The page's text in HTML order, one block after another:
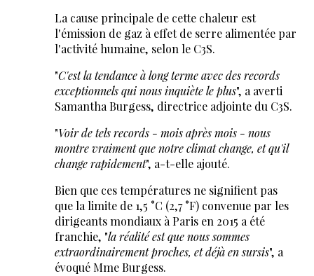
La cause principale de cette chaleur est
l'émission de gaz à effet de serre alimentée par
l'activité humaine, selon le C3S.
"C'est la tendance à long terme avec des records
exceptionnels qui nous inquiète le plus", a averti
Samantha Burgess, directrice adjointe du C3S.
"Voir de tels records - mois après mois - nous
montre vraiment que notre climat change, et qu'il
change rapidement", a-t-elle ajouté.
Bien que ces températures ne signifient pas
que la limite de 1,5 °C (2,7 °F) convenue par les
dirigeants mondiaux à Paris en 2015 a été
franchie, "la réalité est que nous sommes
extraordinairement proches, et déjà en sursis", a
évoqué Mme Burgess.